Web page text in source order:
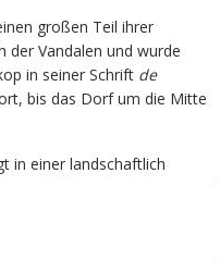
großen Teil ihrer
der Vandalen und wurde
in seiner Schrift de
bis das Dorf um die Mitte
in einer landschaftlich